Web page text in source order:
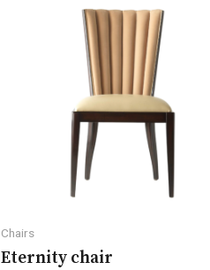
Chairs
Eternity chair